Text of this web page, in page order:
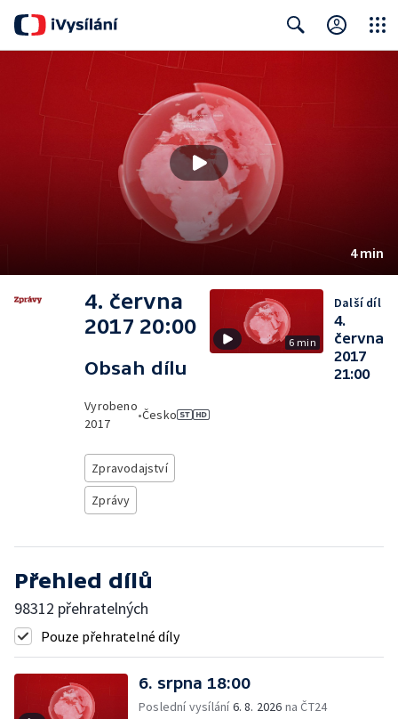
4 min
4. června
2017 20:00
Obsah dílu
Vyrobeno
2017
•Česko
Zpravodajství
Zprávy
6 min
Další díl
4.
června
2017
21:00
Přehled dílů
98312 přehratelných
Pouze přehratelné díly
6. srpna 18:00
Poslední vysílání6. 8. 2026 na ČT24